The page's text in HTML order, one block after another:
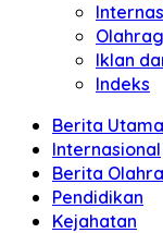
Iklan
Indeks
Berita Utama
Internasional
Berita
Pendidikan
Kejahatan